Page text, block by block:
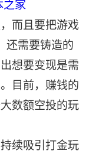
之家
而且要把游戏
还需要铸造的
想要变现是需
目前，赚钱的
数额空投的玩
续吸引打金玩